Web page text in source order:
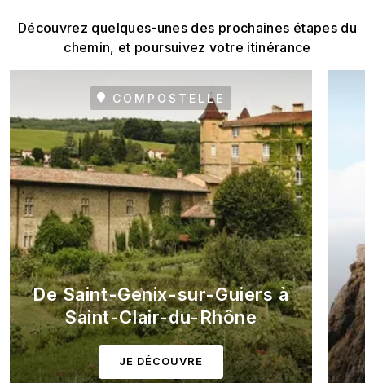
Découvrez quelques-unes des prochaines étapes du
chemin, et poursuivez votre itinérance
COMPOSTELLE
De Saint-Genix-sur-Guiers à
Saint-Clair-du-Rhône
JE DÉCOUVRE